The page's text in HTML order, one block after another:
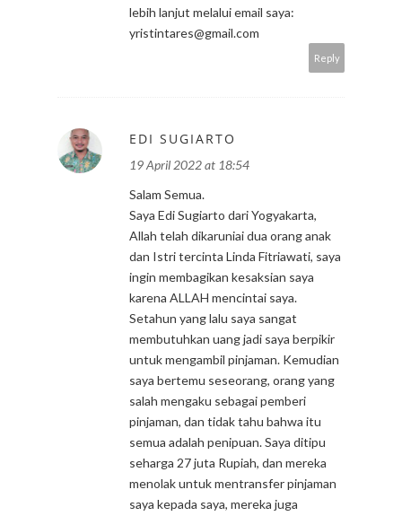
lebih lanjut melalui email saya:
yristintares@gmail.com
Reply
EDI SUGIARTO
19 April 2022 at 18:54
Salam Semua.
Saya Edi Sugiarto dari Yogyakarta,
Allah telah dikaruniai dua orang anak
dan Istri tercinta Linda Fitriawati, saya
ingin membagikan kesaksian saya
karena ALLAH mencintai saya.
Setahun yang lalu saya sangat
membutuhkan uang jadi saya berpikir
untuk mengambil pinjaman. Kemudian
saya bertemu seseorang, orang yang
salah mengaku sebagai pemberi
pinjaman, dan tidak tahu bahwa itu
semua adalah penipuan. Saya ditipu
seharga 27 juta Rupiah, dan mereka
menolak untuk mentransfer pinjaman
saya kepada saya, mereka juga